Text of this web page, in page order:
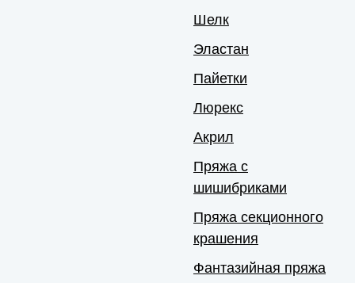
Шелк
Эластан
Пайетки
Люрекс
Акрил
Пряжа с
шишибриками
Пряжа секционного
крашения
Фантазийная пряжа